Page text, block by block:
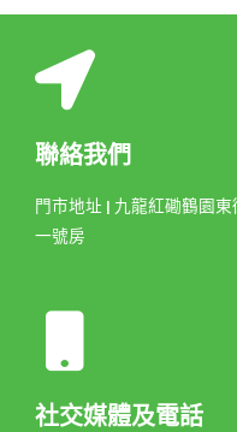
聯絡我們
門市地址 | 九龍紅磡鶴園
一號房
社交媒體及電話